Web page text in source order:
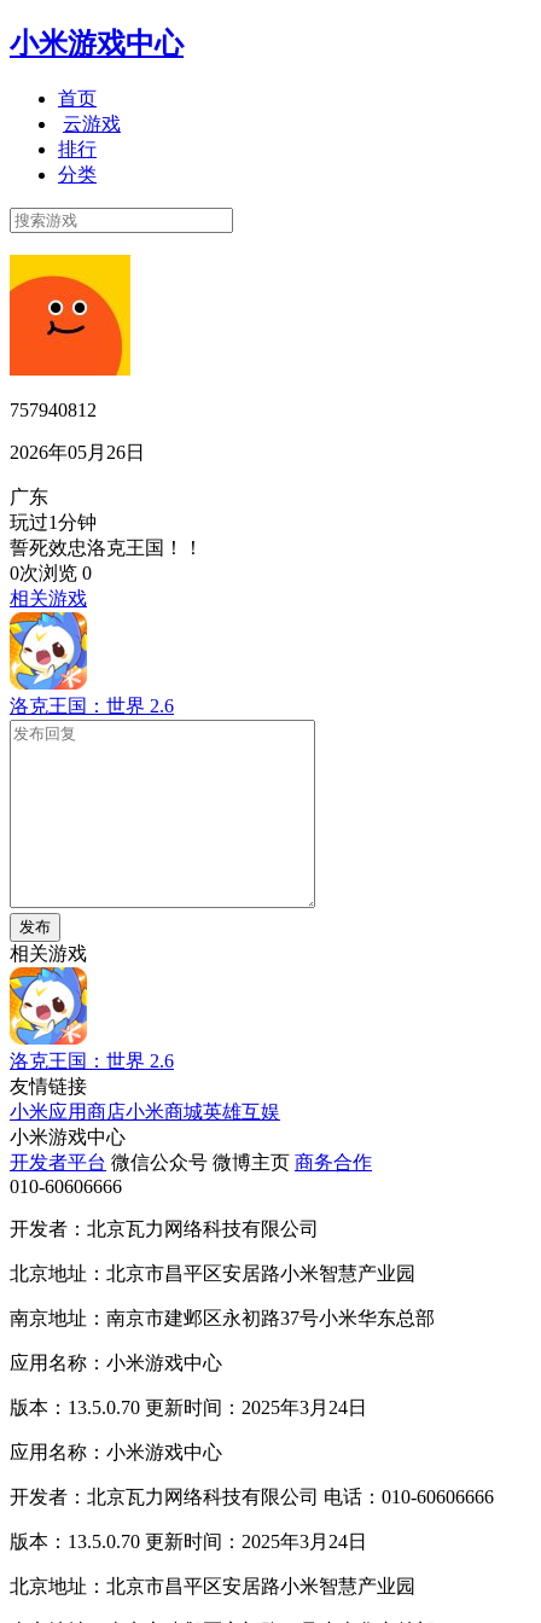
小米游戏中心
首页
云游戏
排行
分类
757940812
2026年05月26日
广东
玩过1分钟
誓死效忠洛克王国！！
0次浏览 0
相关游戏
洛克王国：世界 2.6
发布
相关游戏
洛克王国：世界 2.6
友情链接
小米应用商店小米商城英雄互娱
小米游戏中心
开发者平台 微信公众号 微博主页 商务合作
010-60606666
开发者：北京瓦力网络科技有限公司
北京地址：北京市昌平区安居路小米智慧产业园
南京地址：南京市建邺区永初路37号小米华东总部
应用名称：小米游戏中心
版本：13.5.0.70 更新时间：2025年3月24日
应用名称：小米游戏中心
开发者：北京瓦力网络科技有限公司 电话：010-60606666
版本：13.5.0.70 更新时间：2025年3月24日
北京地址：北京市昌平区安居路小米智慧产业园